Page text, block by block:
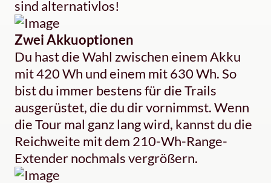
sind alternativlos!
Zwei Akkuoptionen
Du hast die Wahl zwischen einem Akku
mit 420 Wh und einem mit 630 Wh. So
bist du immer bestens für die Trails
ausgerüstet, die du dir vornimmst. Wenn
die Tour mal ganz lang wird, kannst du die
Reichweite mit dem 210-Wh-Range-
Extender nochmals vergrößern.